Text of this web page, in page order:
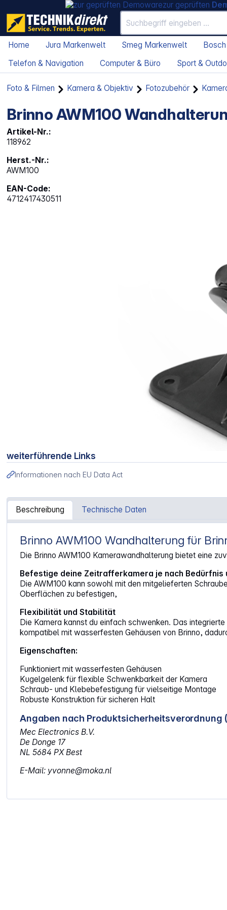
zur geprüften
Home Jura Markenwelt Smeg Markenwelt
Telefon & Navigation
Computer & Büro Sport &
Foto & Filmen Kamera & Objektiv Fotozubehör
Brinno AWM100
Artikel-Nr.:
118962
Herst.-Nr.:
AWM100
EAN-Code:
4712417430511
weiterführende Links
Informationen nach EU Data Act
Beschreibung Technische Daten
Artikelinformationen "Brinno AWM100 Wandhalterung"
Brinno AWM100 Wandhalterung für
Die Brinno AWM100 Kamerawandhalterung bietet eine
Befestige deine Zeitrafferkamera je nach Bedürfnis
Die AWM100 kann sowohl mit den mitgelieferten
Oberflächen zu befestigen,
Flexibilität und Stabilität
Die Kamera kannst du einfach schwenken. Das
kompatibel mit wasserfesten Gehäusen von Brinno,
Eigenschaften:
Funktioniert mit wasserfesten Gehäusen
Kugelgelenk für flexible Schwenkbarkeit der Kamera
Schraub- und Klebebefestigung für vielseitige Montage
Robuste Konstruktion für sicheren Halt
Angaben nach Produktsicherheitsverordnung
Mec Electronics B.V.
De Donge 17
NL 5684 PX Best
E-Mail: yvonne@moka.nl